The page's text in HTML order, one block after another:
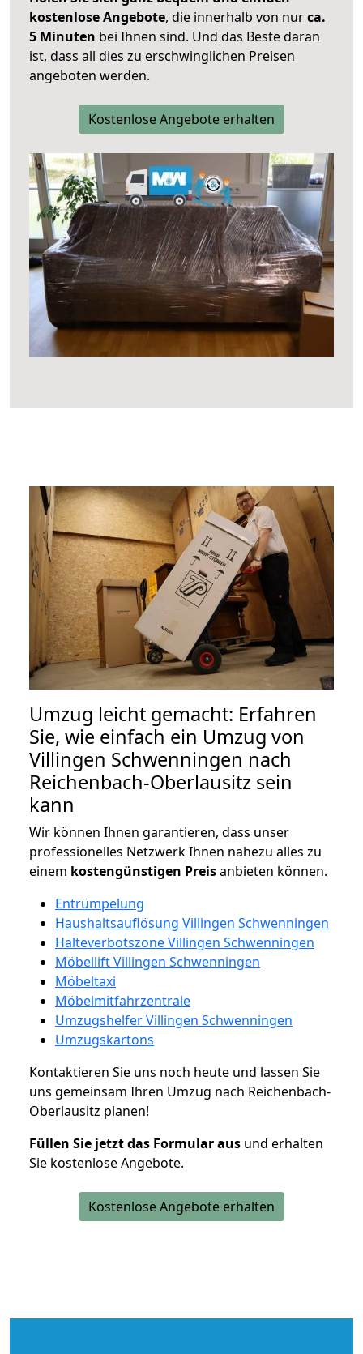
kostenlose Angebote, die innerhalb von nurca.
5 Minuten bei Ihnen sind. Und das Beste daran
ist, dass all dies zu erschwinglichen Preisen
angeboten werden.
Kostenlose Angebote erhalten
Umzug leicht gemacht: Erfahren
Sie, wie einfach ein Umzug von
Villingen Schwenningen nach
Reichenbach-Oberlausitz sein
kann
Wir können Ihnen garantieren, dass unser
professionelles Netzwerk Ihnen nahezu alles zu
einem kostengünstigen Preisanbieten können.
Entrümpelung
Haushaltsauflösung Villingen Schwenningen
Halteverbotszone Villingen Schwenningen
Möbellift Villingen Schwenningen
Möbeltaxi
Möbelmitfahrzentrale
Umzugshelfer Villingen Schwenningen
Umzugskartons
Kontaktieren Sie uns noch heute und lassen Sie
uns gemeinsam Ihren Umzug nach Reichenbach-
Oberlausitz planen!
Füllen Sie jetzt das Formular aus und erhalten
Sie kostenlose Angebote.
Kostenlose Angebote erhalten